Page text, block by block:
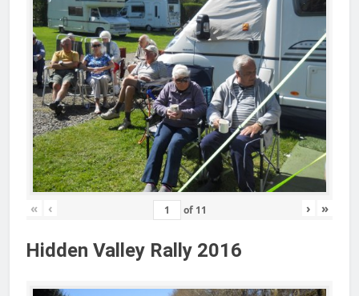
« ‹ of 11 › »
Hidden Valley Rally 2016